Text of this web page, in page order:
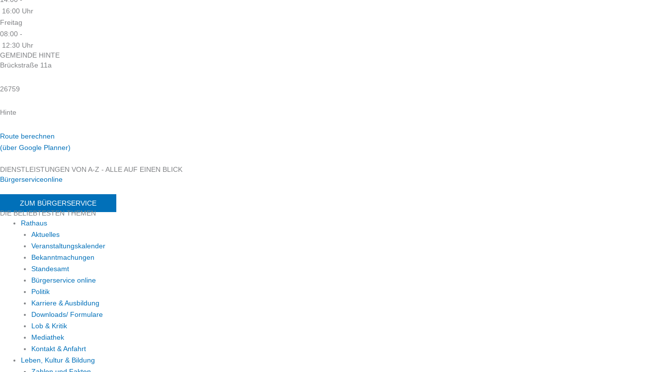
16:00 Uhr
Freitag
08:00 -
12:30 Uhr
GEMEINDE HINTE
Brückstraße 11a
26759
Hinte
Route berechnen
(über Google Planner)
DIENSTLEISTUNGEN VON A-Z - ALLE AUF EINEN BLICK
Bürgerserviceonline
ZUM BÜRGERSERVICE
DIE BELIEBTESTEN THEMEN
Rathaus
Aktuelles
Veranstaltungskalender
Bekanntmachungen
Standesamt
Bürgerservice online
Politik
Karriere & Ausbildung
Downloads/ Formulare
Lob & Kritik
Mediathek
Kontakt & Anfahrt
Leben, Kultur & Bildung